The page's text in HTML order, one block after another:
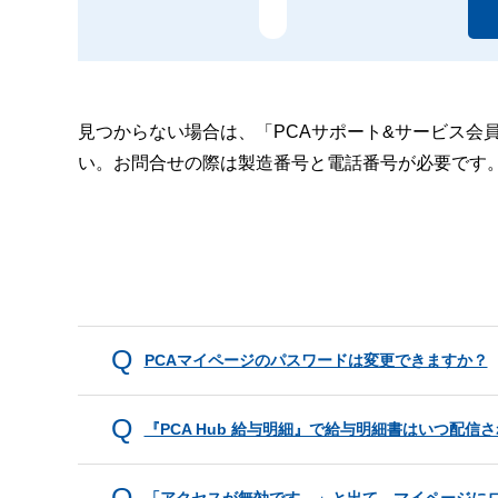
見つからない場合は、「PCAサポート&サービス会
い。お問合せの際は製造番号と電話番号が必要です
PCAマイページのパスワードは変更できますか？
『PCA Hub 給与明細』で給与明細書はいつ配信